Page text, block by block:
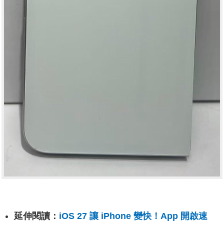
延伸閱讀： iOS 27 讓 iPhone 變快！App 開啟速